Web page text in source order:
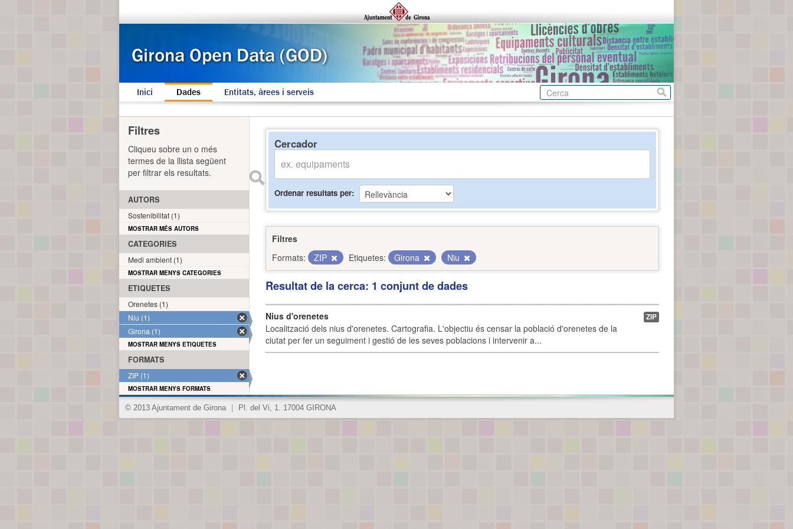
Inici Dades Entitats, àrees i serveis
Cercador
Ordenar resultats per
Filtres
Formats:
ZIP Etiquetes: Girona Niu
Resultat de la cerca: 1 conjunt de dades
Nius d'orenetes
Localització dels nius d'orenetes. Cartografia. L'objectiu és censar la població d'orenetes de la
ciutat per fer un seguiment i gestió de les seves poblacions i intervenir a...
ZIP
Filtres
Cliqueu sobre un o més
termes de la llista següent
per filtrar els resultats.
AUTORS
Sostenibilitat (1)
MOSTRAR MÉS AUTORS
CATEGORIES
Medi ambient (1)
MOSTRAR MENYS CATEGORIES
ETIQUETES
Orenetes (1)
Niu (1)
Girona (1)
MOSTRAR MENYS ETIQUETES
FORMATS
ZIP (1)
MOSTRAR MENYS FORMATS
© 2013 Ajuntament de Girona Pl. del Vi, 1. 17004 GIRONA